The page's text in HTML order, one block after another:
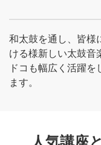
和太鼓を通し、皆様
ける様新しい太鼓音
ドコも幅広く活躍
ます。